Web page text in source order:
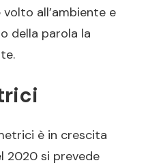
all’ambiente e
della parola la
è in crescita
2020 si prevede